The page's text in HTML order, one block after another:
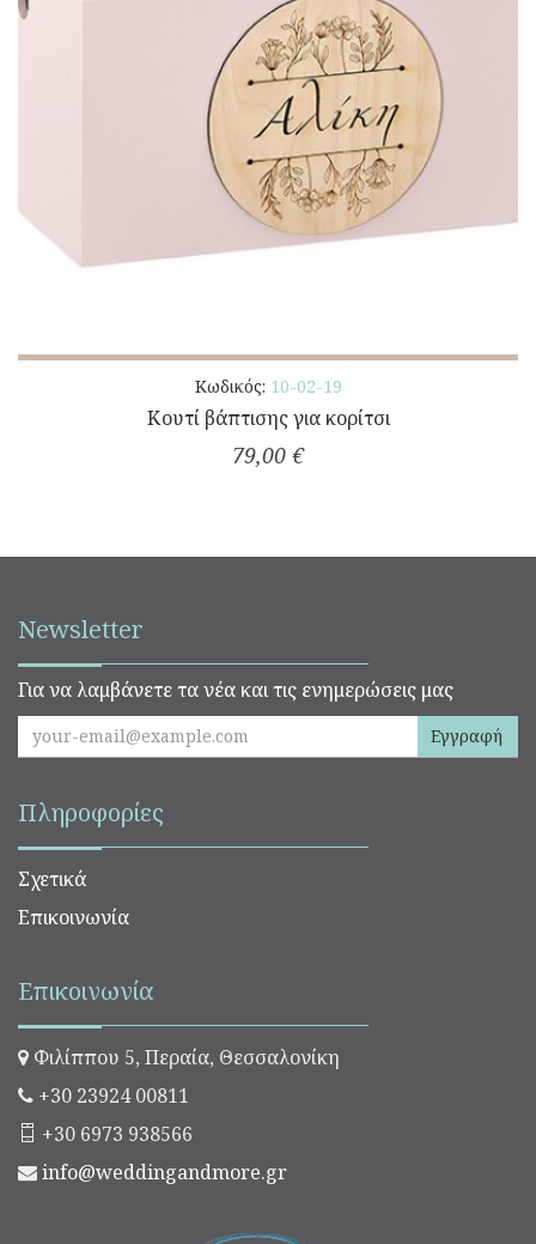
Κωδικός: 10-02-19
Κουτί βάπτισης για κορίτσι
79,00 €
Newsletter
Για να λαμβάνετε τα νέα και τις ενημερώσεις μας
Εγγραφή
Πληροφορίες
Σχετικά
Επικοινωνία
Επικοινωνία
Φιλίππου 5, Περαία, Θεσσαλονίκη
+30 23924 00811
+30 6973 938566
info@weddingandmore.gr